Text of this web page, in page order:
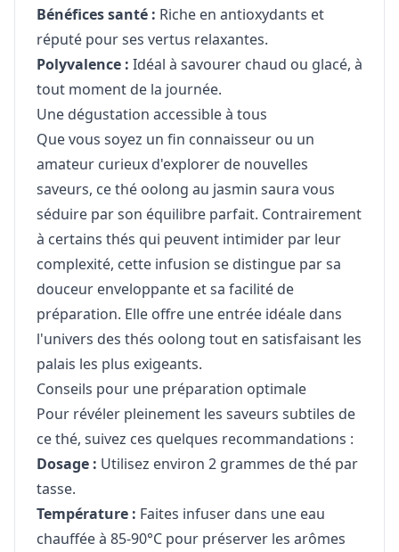
Bénéfices santé : Riche en antioxydants et
réputé pour ses vertus relaxantes.
Polyvalence : Idéal à savourer chaud ou glacé, à
tout moment de la journée.
Une dégustation accessible à tous
Que vous soyez un fin connaisseur ou un
amateur curieux d'explorer de nouvelles
saveurs, ce thé oolong au jasmin saura vous
séduire par son équilibre parfait. Contrairement
à certains thés qui peuvent intimider par leur
complexité, cette infusion se distingue par sa
douceur enveloppante et sa facilité de
préparation. Elle offre une entrée idéale dans
l'univers des thés oolong tout en satisfaisant les
palais les plus exigeants.
Conseils pour une préparation optimale
Pour révéler pleinement les saveurs subtiles de
ce thé, suivez ces quelques recommandations :
Dosage : Utilisez environ 2 grammes de thé par
tasse.
Température : Faites infuser dans une eau
chauffée à 85-90°C pour préserver les arômes